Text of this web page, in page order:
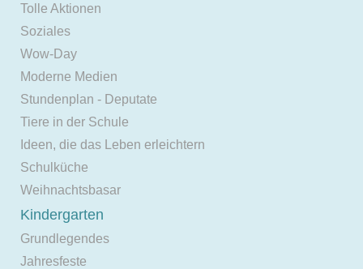
Tolle Aktionen
Soziales
Wow-Day
Moderne Medien
Stundenplan - Deputate
Tiere in der Schule
Ideen, die das Leben erleichtern
Schulküche
Weihnachtsbasar
Kindergarten
Grundlegendes
Jahresfeste